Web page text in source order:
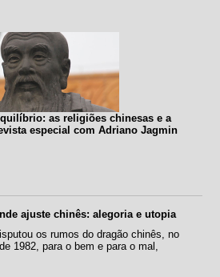
as religiões chinesas e a
especial com Adriano Jagmin
ajuste chinês: alegoria e utopia
os rumos do dragão chinês, no
1982, para o bem e para o mal,